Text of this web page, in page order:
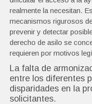
realmente la necesitan.
mecanismos rigurosos
prevenir y detectar
derecho de asilo se
requieren por motivos
La falta de
entre los diferentes
disparidades en la
solicitantes.